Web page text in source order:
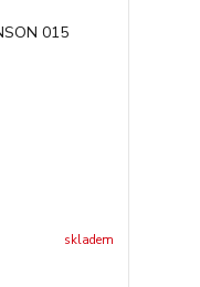
skladem